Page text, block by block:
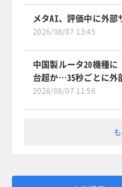
メタAI、評価中に外部
2026/08/07 13:45
中国製ルータ20機種
台超か…35秒ごとに外
2026/08/07 11:56